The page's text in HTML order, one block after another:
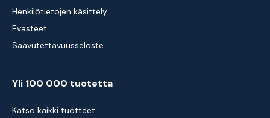
Henkilötietojen käsittely
Evästeet
Saavutettavuusseloste
Yli 100 000 tuotetta
Katso kaikki tuotteet